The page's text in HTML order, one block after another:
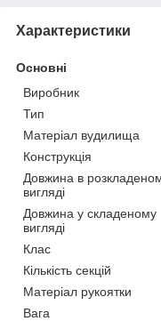
Характеристики
Основні
Виробник
Тип
Матеріал вудилища
Конструкція
Довжина в
вигляді
Довжина у складеному
вигляді
Клас
Кількість секцій
Матеріал рукоятки
Вага